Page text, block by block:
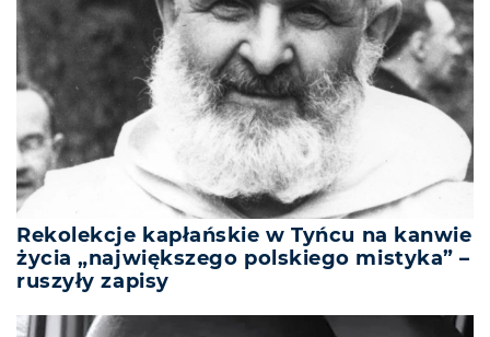
Rekolekcje kapłańskie w Tyńcu na kanwie
życia „największego polskiego mistyka” –
ruszyły zapisy